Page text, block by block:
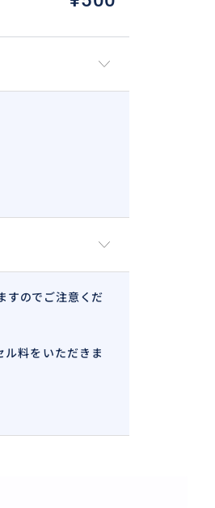
すのでご注意くだ
料をいただきま